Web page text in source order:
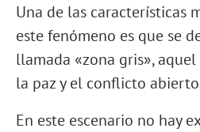
Una de las características
este fenómeno es que se
llamada «zona gris»,
la paz y el conflicto
En este escenario no hay